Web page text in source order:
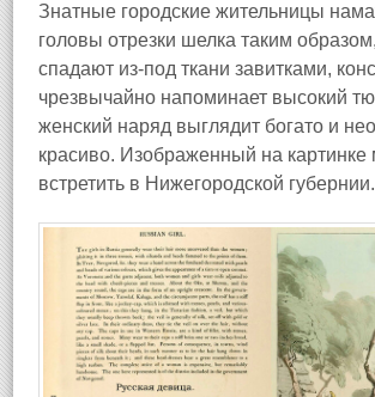
Знатные городские жительницы
головы отрезки шелка таким
спадают из-под ткани завитками,
чрезвычайно напоминает высокий
женский наряд выглядит богато и
красиво. Изображенный на
встретить в Нижегородской губернии.